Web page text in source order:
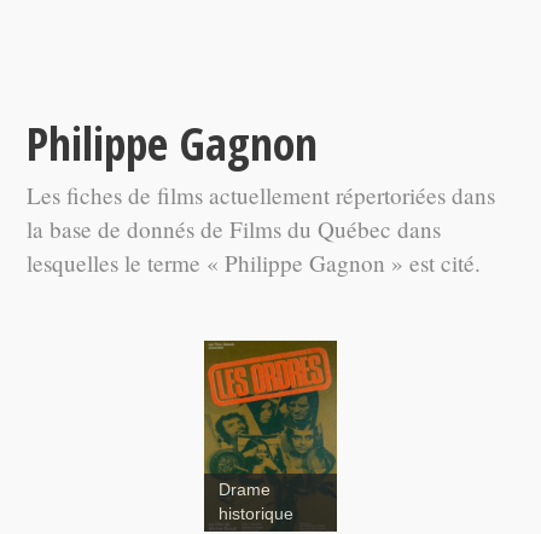
Philippe Gagnon
Les fiches de films actuellement répertoriées dans
la base de donnés de Films du Québec dans
lesquelles le terme « Philippe Gagnon » est cité.
Drame
historique